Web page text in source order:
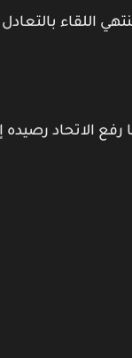
بالتعادل